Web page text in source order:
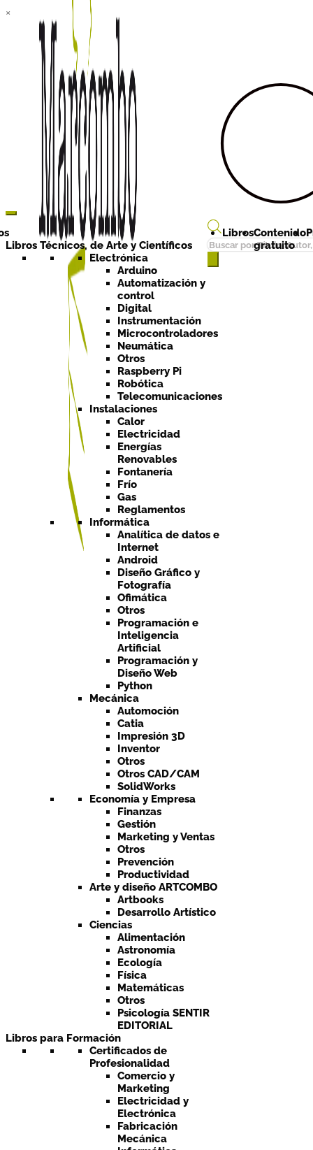
×
Búsqueda
de
Libros Técnicos, de Arte y Científicos
Electrónica
Arduino
Automatización y
control
Digital
Instrumentación
Microcontroladores
Neumática
Otros
Raspberry Pi
Robótica
Telecomunicaciones
Instalaciones
Calor
Electricidad
Energías
Renovables
Fontanería
Frío
Gas
Reglamentos
Informática
Analítica de datos e
Internet
Android
Diseño Gráfico y
Fotografía
Ofimática
Otros
Programación e
Inteligencia
Artificial
Programación y
Diseño Web
Python
Mecánica
Automoción
Catia
Impresión 3D
Inventor
Otros
Otros CAD/CAM
SolidWorks
Economía y Empresa
Finanzas
Gestión
Marketing y Ventas
Otros
Prevención
Productividad
Arte y diseño ARTCOMBO
Artbooks
Desarrollo Artístico
Ciencias
Alimentación
Astronomía
Ecología
Física
Matemáticas
Otros
Psicología SENTIR
EDITORIAL
Libros para Formación
Certificados de
Profesionalidad
Comercio y
Marketing
Electricidad y
Electrónica
Fabricación
Mecánica
LibrosContenido
gratuito